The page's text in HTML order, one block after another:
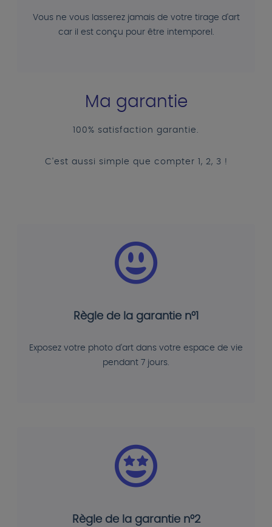
Vous ne vous lasserez jamais de votre tirage d'art
car il est conçu pour être intemporel.
Ma garantie
100% satisfaction garantie.
C'est aussi simple que compter 1, 2, 3 !
Règle de la garantie n°1
Exposez votre photo d'art dans votre espace de vie
pendant 7 jours.
Règle de la garantie n°2